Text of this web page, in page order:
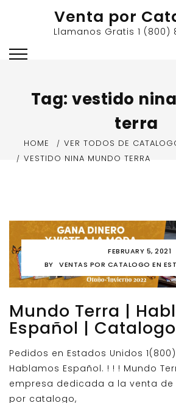
Venta por
Llamanos Gratis 1 (800)
Tag:vestido
terra
HOME
VER TODOS DE
VESTIDO NINA MUNDO TERRA
FEBRUARY 5, 2021
BY
VENTAS POR CATALOGO EN
Mundo Terra |
Español |
Pedidos en Estados Unidos
Hablamos Español. ! ! ! Mundo
empresa dedicada a la venta
por catalogo,